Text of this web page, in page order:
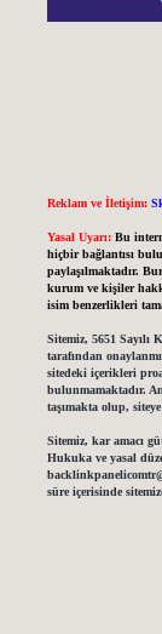
Reklam ve İletişim:
Yasal Uyarı: Bu
hiçbir bağlantısı
paylaşılmaktadır.
kurum ve kişiler
isim benzerlikleri
Sitemiz, 5651
tarafından
sitedeki içerikleri
bulunmamaktadır.
taşımakta olup,
Sitemiz, kar amacı
Hukuka ve yasal
süre içerisinde